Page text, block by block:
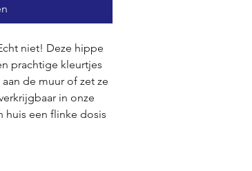
niet! Deze hippe
prachtige kleurtjes
de muur of zet ze
in onze
huis een flinke dosis